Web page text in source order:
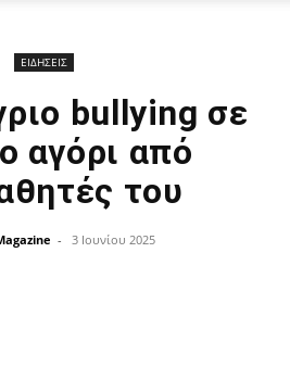
ΕΙΔΗΣΕΙΣ
bullying σε
αγόρι από
του
- 3 Ιουνίου 2025